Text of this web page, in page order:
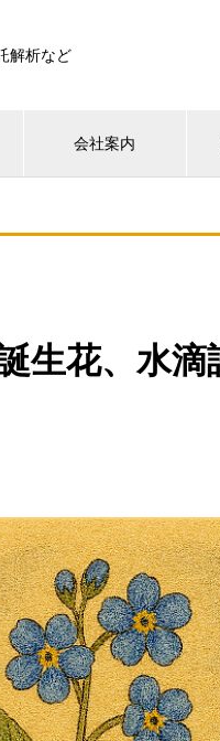
解析など
会社案内
生花、水